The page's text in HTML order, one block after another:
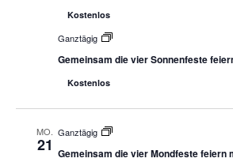
Kostenlos
Ganztägig
Gemeinsam die vier Sonnenfeste
Kostenlos
MO.
21
Ganztägig
Gemeinsam die vier Mondfeste feiern